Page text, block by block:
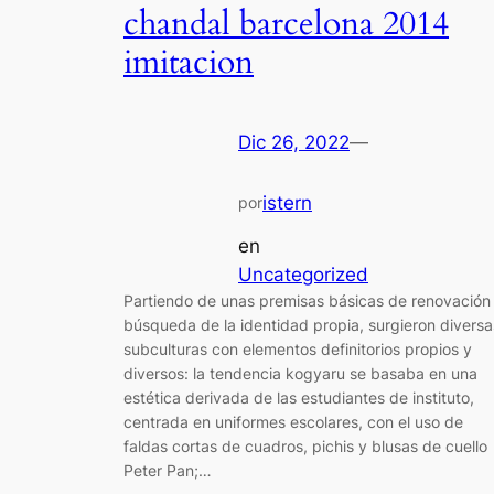
chandal barcelona 2014
imitacion
Dic 26, 2022—
poristern
en
Uncategorized
Partiendo de unas premisas básicas de
búsqueda de la identidad propia, surgieron
subculturas con elementos definitorios propios y
diversos: la tendencia kogyaru se basaba en una
estética derivada de las estudiantes de instituto,
centrada en uniformes escolares, con el uso de
faldas cortas de cuadros, pichis y blusas de cuello
Peter Pan;…